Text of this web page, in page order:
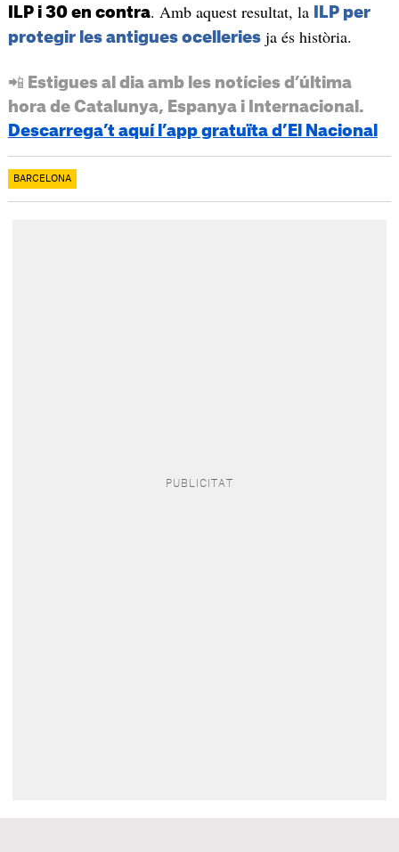
ILP i 30 en contra. Amb aquest resultat, la
ILP per
protegir les antigues ocelleriesja és història.
📲 Estigues al dia amb les notícies d’última
hora de Catalunya, Espanya i Internacional.
Descarrega’t aquí l’app gratuïta d’El Nacional
BARCELONA